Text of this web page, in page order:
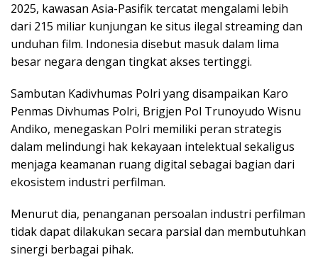
2025, kawasan Asia-Pasifik tercatat mengalami lebih
dari 215 miliar kunjungan ke situs ilegal streaming dan
unduhan film. Indonesia disebut masuk dalam lima
besar negara dengan tingkat akses tertinggi.
Sambutan Kadivhumas Polri yang disampaikan Karo
Penmas Divhumas Polri, Brigjen Pol Trunoyudo Wisnu
Andiko, menegaskan Polri memiliki peran strategis
dalam melindungi hak kekayaan intelektual sekaligus
menjaga keamanan ruang digital sebagai bagian dari
ekosistem industri perfilman.
Menurut dia, penanganan persoalan industri perfilman
tidak dapat dilakukan secara parsial dan membutuhkan
sinergi berbagai pihak.